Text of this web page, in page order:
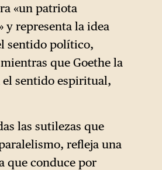
«un patriota
y representa la idea
sentido político,
que Goethe la
el sentido espiritual,
las sutilezas que
refleja una
que conduce por